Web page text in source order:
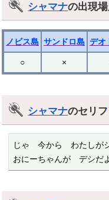
シャマナの出現
ノビス島 サンドロ島 デオ
○ ×
シャマナのセリ
じゃ　今から　わたしが
おにーちゃんが　デシだ